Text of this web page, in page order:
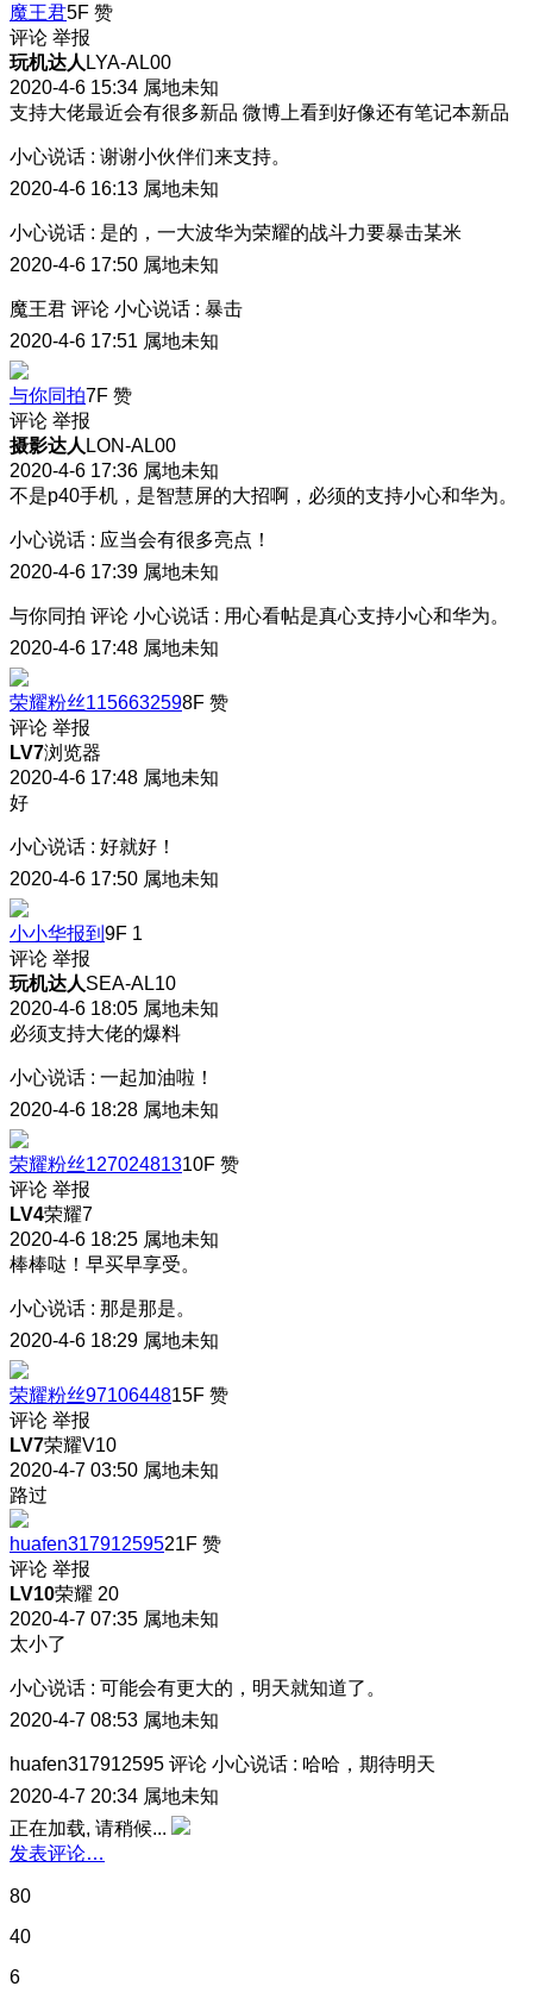
魔王君5F 赞
评论 举报
玩机达人 LYA-AL00
2020-4-6 15:34 属地未知
支持大佬最近会有很多新品 微博上看到好像还有笔记本新品
小心说话 : 谢谢小伙伴们来支持。
2020-4-6 16:13 属地未知
小心说话 : 是的，一大波华为荣耀的战斗力要暴击某米
2020-4-6 17:50 属地未知
魔王君 评论 小心说话 : 暴击
2020-4-6 17:51 属地未知
与你同拍7F 赞
评论 举报
摄影达人 LON-AL00
2020-4-6 17:36 属地未知
不是p40手机，是智慧屏的大招啊，必须的支持小心和华为。
小心说话 : 应当会有很多亮点！
2020-4-6 17:39 属地未知
与你同拍 评论 小心说话 : 用心看帖是真心支持小心和华为。
2020-4-6 17:48 属地未知
荣耀粉丝1156632598F 赞
评论 举报
LV7浏览器
2020-4-6 17:48 属地未知
好
小心说话 : 好就好！
2020-4-6 17:50 属地未知
小小华报到 9F 1
评论 举报
玩机达人SEA-AL10
2020-4-6 18:05 属地未知
必须支持大佬的爆料
小心说话 : 一起加油啦！
2020-4-6 18:28 属地未知
荣耀粉丝12702481310F 赞
评论 举报
LV4荣耀7
2020-4-6 18:25 属地未知
棒棒哒！早买早享受。
小心说话 : 那是那是。
2020-4-6 18:29 属地未知
荣耀粉丝9710644815F 赞
评论 举报
LV7荣耀V10
2020-4-7 03:50 属地未知
路过
huafen31791259521F 赞
评论 举报
LV10荣耀 20
2020-4-7 07:35 属地未知
太小了
小心说话 : 可能会有更大的，明天就知道了。
2020-4-7 08:53 属地未知
huafen317912595 评论 小心说话 : 哈哈，期待明天
2020-4-7 20:34 属地未知
正在加载, 请稍候...
发表评论…
80
40
6